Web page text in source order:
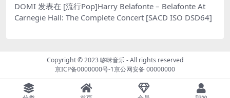
DOMI 发表在 [流行Pop]Harry Belafonte – Belafonte At
Carnegie Hall: The Complete Concert [SACD ISO DSD64]
Copyright © 2023哆咪音乐- All rights reserved
京ICP备0000000号-1京公网安备 00000000